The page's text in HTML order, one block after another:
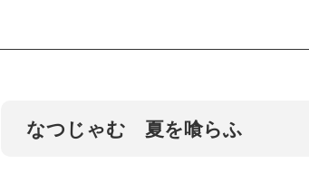
なつじゃむ 夏を喰らふ